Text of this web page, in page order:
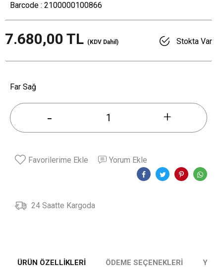
Barcode : 2100000100866
7.680,00 TL (KDV Dahil) Stokta Var
Far Sağ
- +
Favorilerime Ekle Yorum Ekle
24 Saatte Kargoda
ÜRÜN ÖZELLIKLERI ÖDEME SEÇENEKLERI